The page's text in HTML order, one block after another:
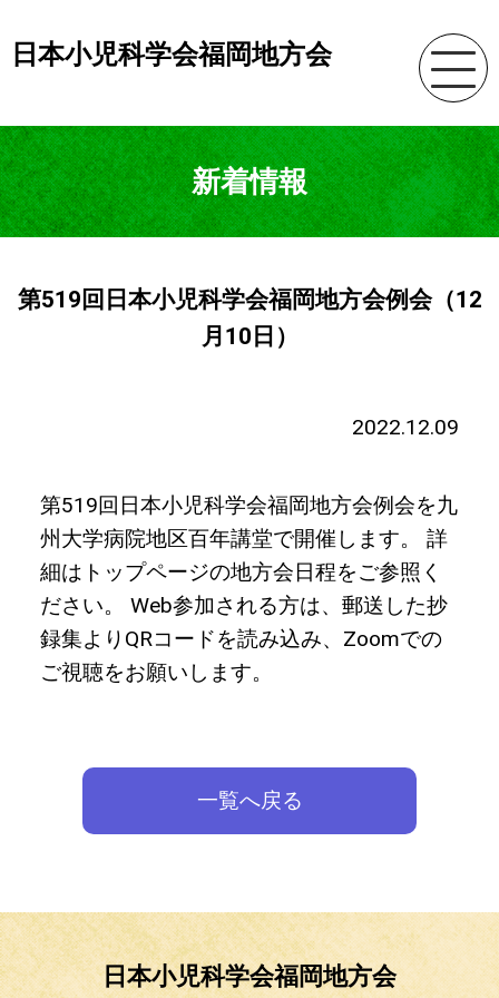
日本小児科学会福岡地方会
新着情報
第519回日本小児科学会福岡地方会例会（12
月10日）
2022.12.09
第519回日本小児科学会福岡地方会例会を九
州大学病院地区百年講堂で開催します。 詳
細はトップページの地方会日程をご参照く
ださい。 Web参加される方は、郵送した抄
録集よりQRコードを読み込み、Zoomでの
ご視聴をお願いします。
一覧へ戻る
日本小児科学会福岡地方会